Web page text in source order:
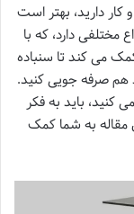
دارید، بهتر است
مختلفی دارد، که با
می کند تا سنباده
هم صرفه جویی کنید.
کنید، باید به فکر
مقاله به شما کمک